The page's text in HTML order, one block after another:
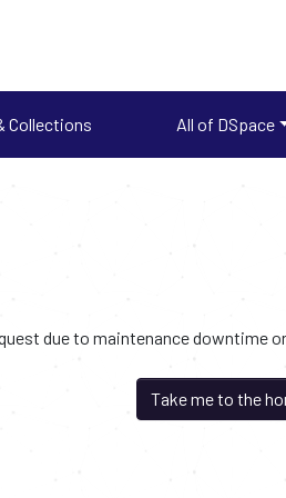
Collections All of DSpace
due to maintenance downtime
Take me to the